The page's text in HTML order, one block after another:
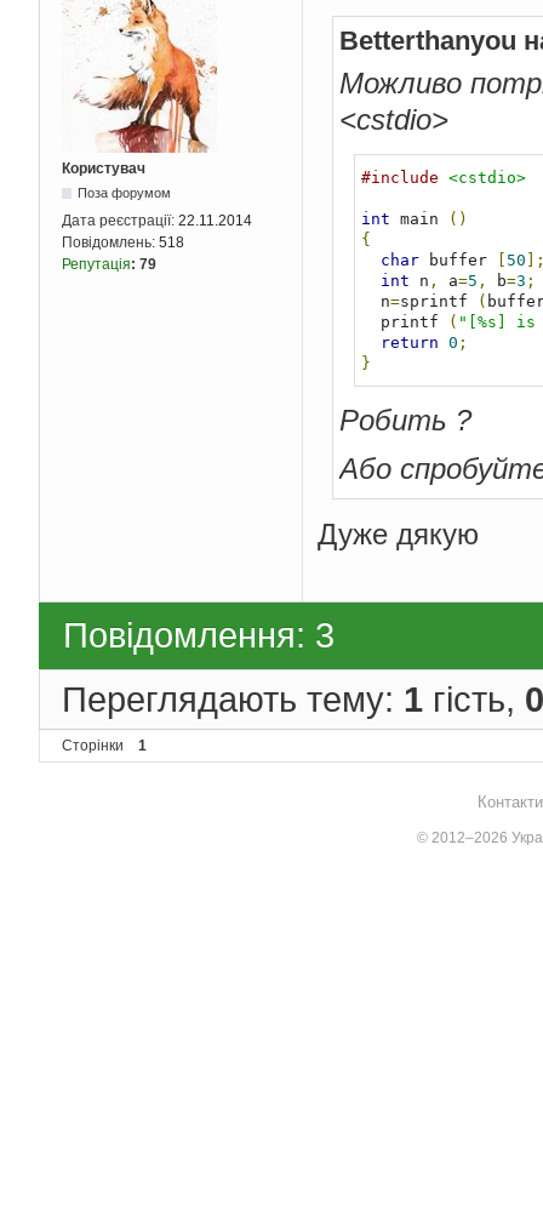
Користувач
Поза форумом
Дата реєстрації: 22.11.2014
Повідомлень: 518
Репутація: 79
Betterthanyou
Можливо
<cstdio>
#include <cstdio>
int main
()
{
char buffer 50
int n , a=5 , b=3 ;
  n
=sprintf (
  printf
( "[%s] is
return 0 ;
}
Робить ?
Або
Дуже дякую
Повідомлення: 3
Переглядають тему: 1 гість, 0
Сторінки 1
© 2012–2026